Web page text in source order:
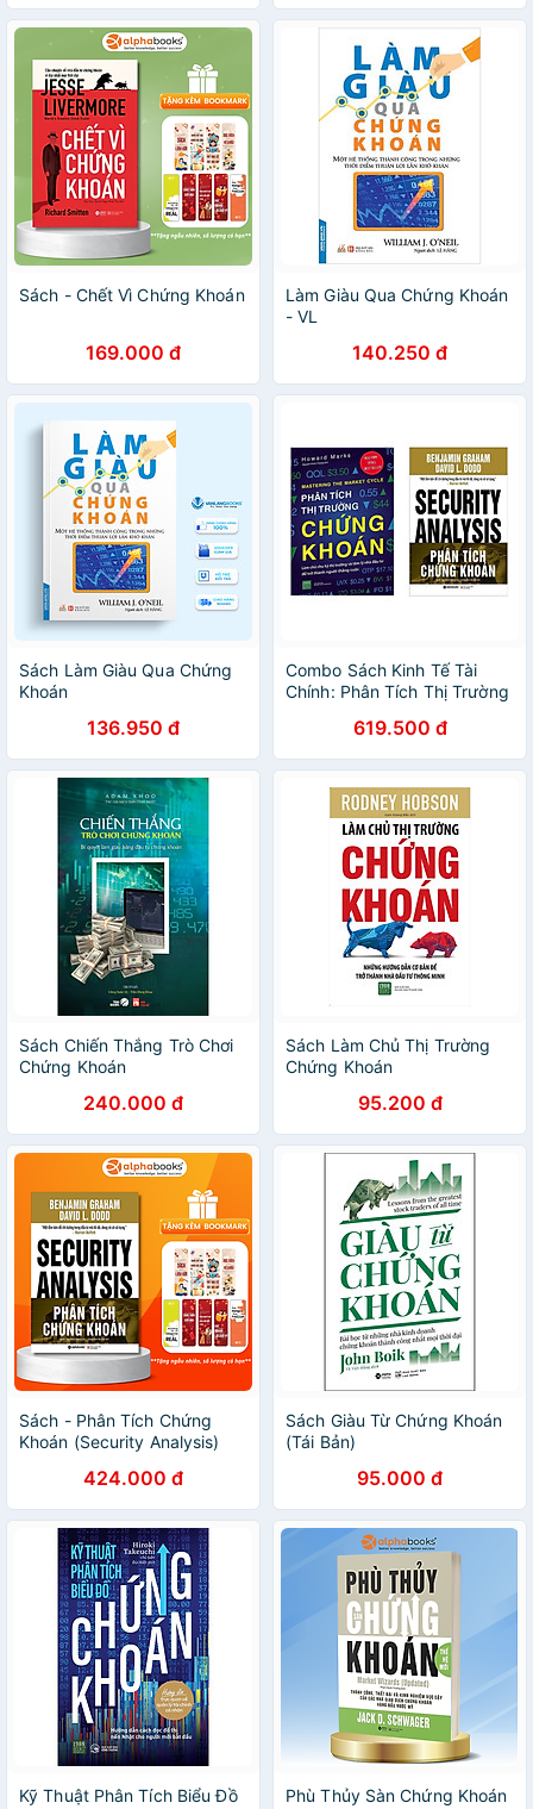
Sách - Chết Vì Chứng Khoán
169.000 đ
Làm Giàu Qua Chứng Khoán
- VL
140.250 đ
Sách Làm Giàu Qua Chứng
Khoán
136.950 đ
Combo Sách Kinh Tế Tài
Chính: Phân Tích Thị Trường
Chứng Khoán619.500 đ
Sách Chiến Thắng Trò Chơi
Chứng Khoán
240.000 đ
Sách Làm Chủ Thị Trường
Chứng Khoán
95.200 đ
Sách - Phân Tích Chứng
Khoán (Security Analysis)
424.000 đ
Sách Giàu Từ Chứng Khoán
(Tái Bản)
95.000 đ
Kỹ Thuật Phân Tích Biểu Đồ
Phù Thủy Sàn Chứng Khoán